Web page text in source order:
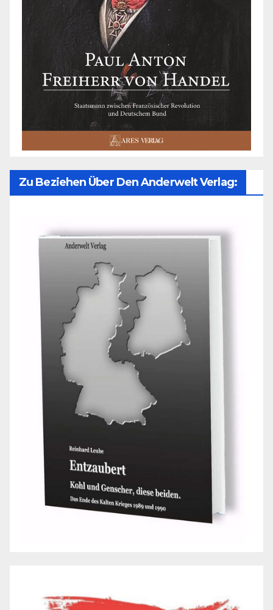
Zu Beziehen Über Den Anderwelt Verlag: